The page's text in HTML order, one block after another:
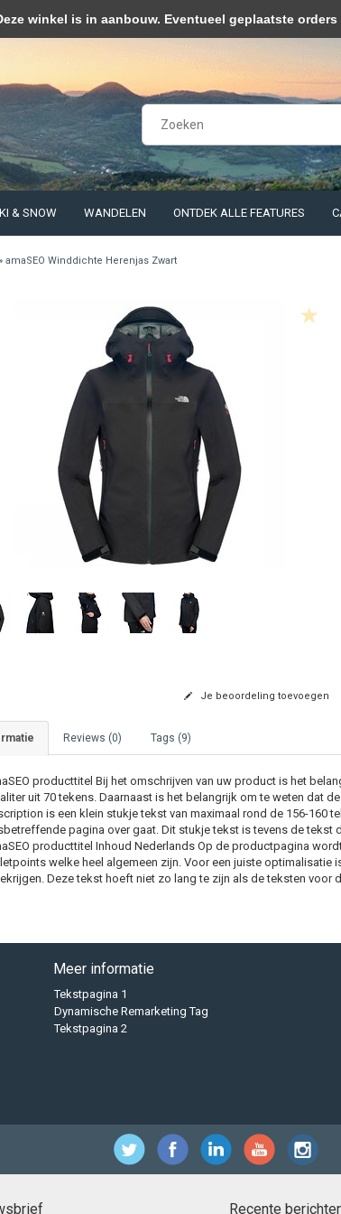
& SNOW WANDELEN ONTDEK ALLE FEATURES
amaSEO Winddichte Herenjas Zwart
Je beoordeling toevoegen
Reviews (0) Tags (9)
producttitel Bij het omschrijven van uw product is het
uit 70 tekens. Daarnaast is het belangrijk om te weten dat
is een klein stukje tekst van maximaal rond de 156-160
pagina over gaat. Dit stukje tekst is tevens de
producttitel Inhoud Nederlands Op de productpagina
welke heel algemeen zijn. Voor een juiste
Deze tekst hoeft niet zo lang te zijn als de teksten voor
Meer informatie
Tekstpagina 1
Dynamische Remarketing Tag
Tekstpagina 2
Recente
op om onze website te verbeteren. Is dat akkoord? Ja
winkel is in aanbouw. Eventueel geplaatste